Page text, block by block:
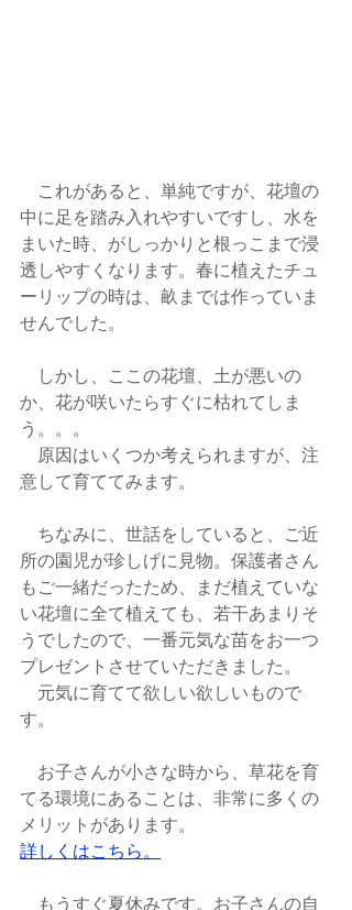
これがあると、単純ですが、花壇の
中に足を踏み入れやすいですし、水を
まいた時、がしっかりと根っこまで浸
透しやすくなります。春に植えたチュ
ーリップの時は、畝までは作っていま
せんでした。
しかし、ここの花壇、土が悪いの
か、花が咲いたらすぐに枯れてしま
う。。。
原因はいくつか考えられますが、注
意して育ててみます。
ちなみに、世話をしていると、ご近
所の園児が珍しげに見物。保護者さん
もご一緒だったため、まだ植えていな
い花壇に全て植えても、若干あまりそ
うでしたので、一番元気な苗をお一つ
プレゼントさせていただきました。
元気に育てて欲しい欲しいもので
す。
お子さんが小さな時から、草花を育
てる環境にあることは、非常に多くの
メリットがあります。
詳しくはこちら。
もうすぐ夏休みです。お子さんの自